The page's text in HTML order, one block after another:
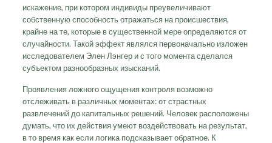
искажение, при котором индивиды преувеличивают
собственную способность отражаться на происшествия,
крайне на те, которые в существенной мере определяются от
случайности. Такой эффект являлся первоначально изложен
исследователем Элен Лэнгер и с того момента сделался
субъектом разнообразных изысканий.
Проявления ложного ощущения контроля возможно
отслеживать в различных моментах: от страстных
развлечений до капитальных решений. Человек расположены
думать, что их действия умеют воздействовать на результат,
в то время как если логика подсказывает обратное. К